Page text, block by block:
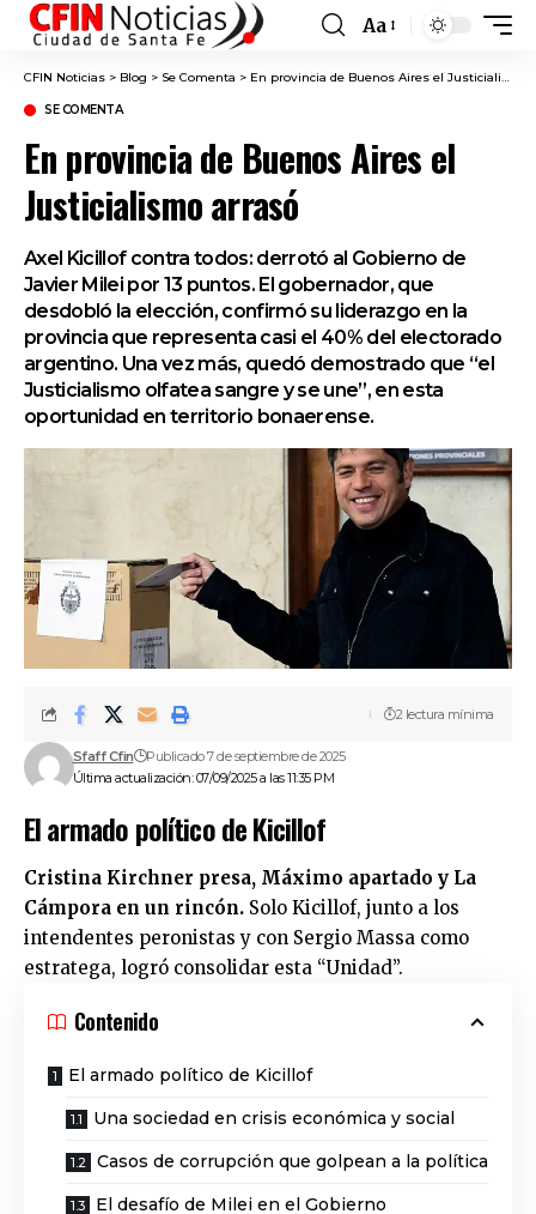
Font
Resizer
Aa
CFIN Noticias > Blog > Se Comenta > En provincia de Buenos Aires el Justicialismo arrasó
SE COMENTA
En provincia de Buenos Aires el
Justicialismo arrasó
Axel Kicillof contra todos: derrotó al Gobierno de
Javier Milei por 13 puntos. El gobernador, que
desdobló la elección, confirmó su liderazgo en la
provincia que representa casi el 40% del electorado
argentino. Una vez más, quedó demostrado que “el
Justicialismo olfatea sangre y se une”, en esta
oportunidad en territorio bonaerense.
Última actualización: 07/09/2025 a las 11:35 PM
Sfaff Cfin Publicado 7 de septiembre de 2025
2 lectura mínima
El armado político de Kicillof
Cristina Kirchner presa, Máximo apartado y La
Cámpora en un rincón. Solo Kicillof, junto a los
intendentes peronistas y con Sergio Massa como
estratega, logró consolidar esta “Unidad”.
Contenido
El armado político de Kicillof
Una sociedad en crisis económica y social
Casos de corrupción que golpean a la política
El desafío de Milei en el Gobierno